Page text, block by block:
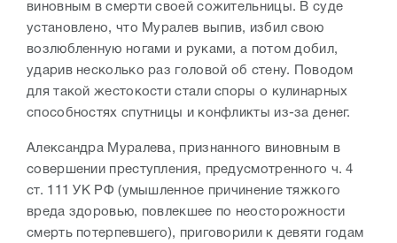
виновным в смерти своей сожительницы. В суде
установлено, что Муралев выпив, избил свою
возлюбленную ногами и руками, а потом добил,
ударив несколько раз головой об стену. Поводом
для такой жестокости стали споры о кулинарных
способностях спутницы и конфликты из-за денег.
Александра Муралева, признанного виновным в
совершении преступления, предусмотренного ч. 4
ст. 111 УК РФ (умышленное причинение тяжкого
вреда здоровью, повлекшее по неосторожности
смерть потерпевшего), приговорили к девяти годам